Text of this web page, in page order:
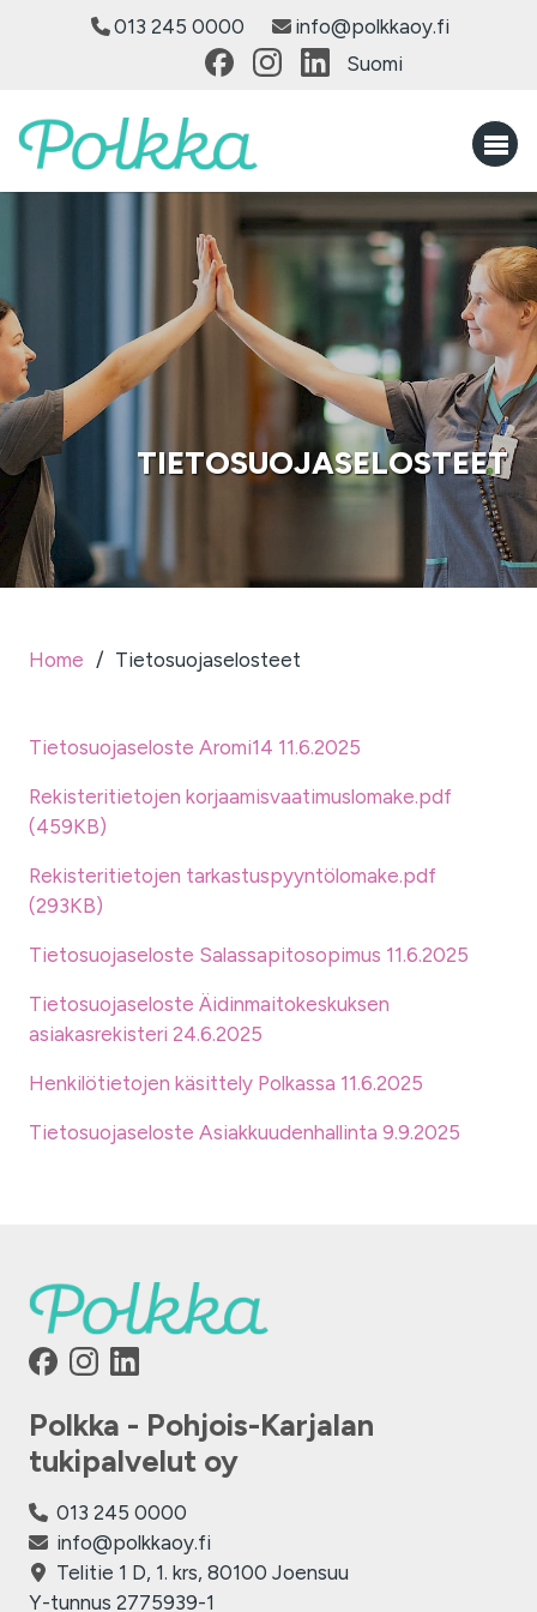
013 245 0000
info@polkkaoy.fi
Suomi
TIETOSUOJASELOSTEET
Home / Tietosuojaselosteet
Tietosuojaseloste Aromi14 11.6.2025
Rekisteritietojen korjaamisvaatimuslomake.pdf
(459KB)
Rekisteritietojen tarkastuspyyntölomake.pdf
(293KB)
Tietosuojaseloste Salassapitosopimus 11.6.2025
Tietosuojaseloste Äidinmaitokeskuksen
asiakasrekisteri 24.6.2025
Henkilötietojen käsittely Polkassa 11.6.2025
Tietosuojaseloste Asiakkuudenhallinta 9.9.2025
Polkka - Pohjois-Karjalan
tukipalvelut oy
013 245 0000
info@polkkaoy.fi
Telitie 1 D, 1. krs, 80100 Joensuu
Y-tunnus 2775939-1